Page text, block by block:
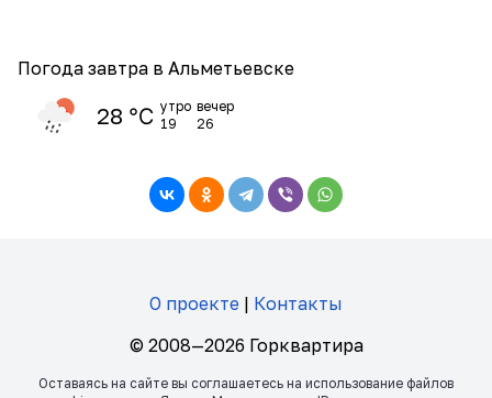
Погода завтра в Альметьевске
28 ℃ утро
19
вечер
26
О проекте | Контакты
© 2008—2026 Горквартира
Оставаясь на сайте вы соглашаетесь на использование файлов